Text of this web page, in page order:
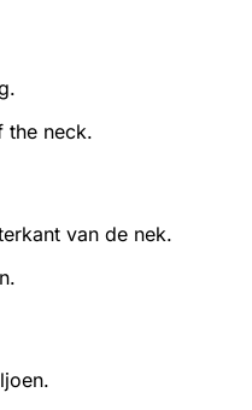
the neck.
van de nek.